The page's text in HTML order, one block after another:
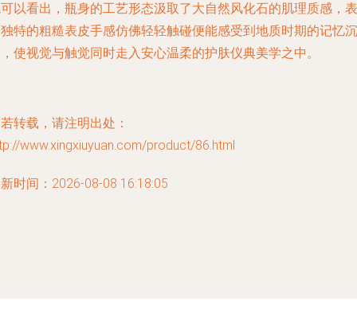
以看出，瓶身的工艺形态汲取了大自然风化石的肌理质感，表
特的粗糙表皮手感仿佛轻轻触碰便能感受到地质时期的记忆沉
使视觉与触觉同时走入安心温柔的护肤仪典美学之中。
转载，请注明出处：
www.xingxiuyuan.com/product/86.html
时间：2026-08-08 16:18:05